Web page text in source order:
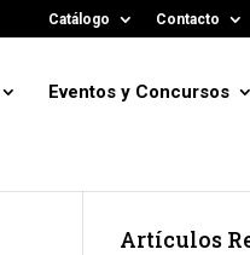
Catálogo Contacto
Eventos y Concursos
Artículos